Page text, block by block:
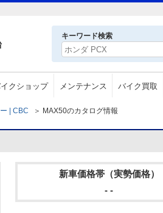
キーワード検索
クショップ メンテナンス バイク買取
| CBC ＞ MAX50のカタログ情報
新車価格帯（実勢価格）
- -